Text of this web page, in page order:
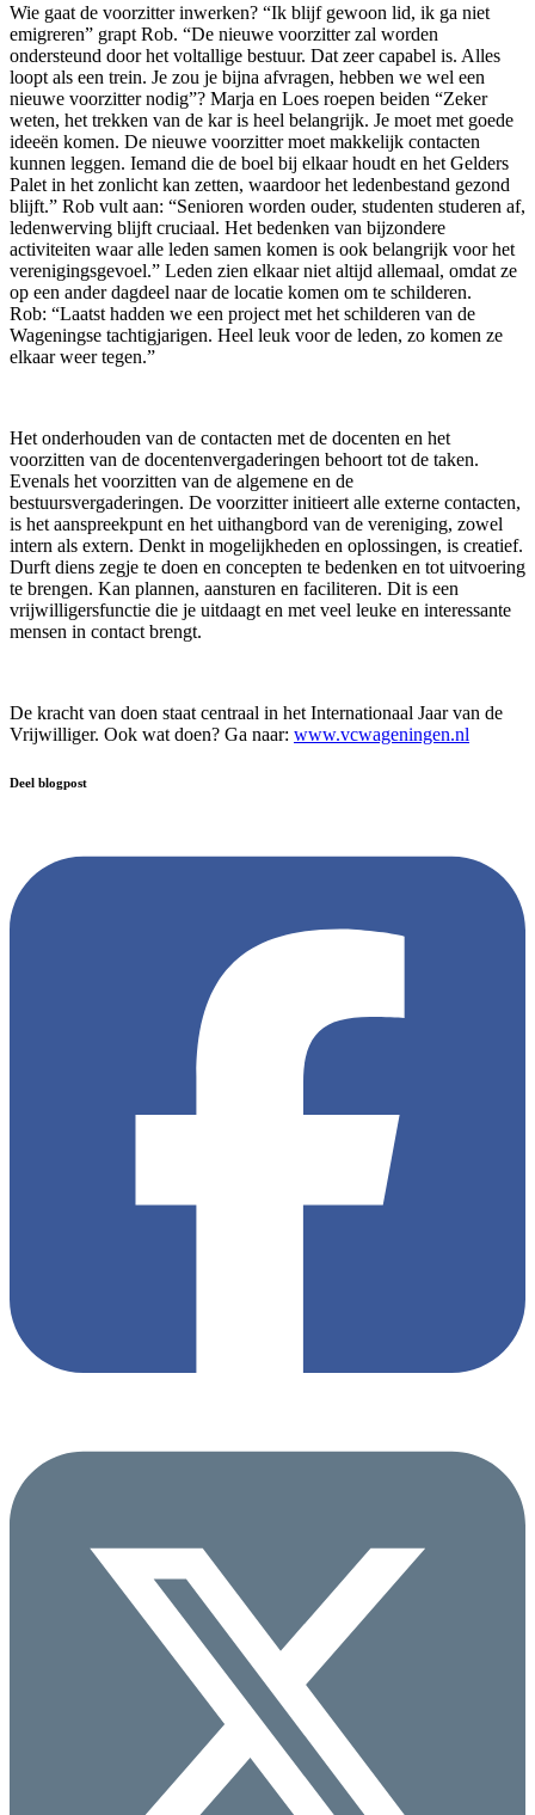
Wie gaat de voorzitter inwerken? “Ik blijf gewoon lid, ik ga niet
emigreren” grapt Rob. “De nieuwe voorzitter zal worden
ondersteund door het voltallige bestuur. Dat zeer capabel is. Alles
loopt als een trein. Je zou je bijna afvragen, hebben we wel een
nieuwe voorzitter nodig”? Marja en Loes roepen beiden “Zeker
weten, het trekken van de kar is heel belangrijk. Je moet met goede
ideeën komen. De nieuwe voorzitter moet makkelijk contacten
kunnen leggen. Iemand die de boel bij elkaar houdt en het Gelders
Palet in het zonlicht kan zetten, waardoor het ledenbestand gezond
blijft.” Rob vult aan: “Senioren worden ouder, studenten studeren af,
ledenwerving blijft cruciaal. Het bedenken van bijzondere
activiteiten waar alle leden samen komen is ook belangrijk voor het
verenigingsgevoel.” Leden zien elkaar niet altijd allemaal, omdat ze
op een ander dagdeel naar de locatie komen om te schilderen.
Rob: “Laatst hadden we een project met het schilderen van de
Wageningse tachtigjarigen. Heel leuk voor de leden, zo komen ze
elkaar weer tegen.”
Het onderhouden van de contacten met de docenten en het
voorzitten van de docentenvergaderingen behoort tot de taken.
Evenals het voorzitten van de algemene en de
bestuursvergaderingen. De voorzitter initieert alle externe contacten,
is het aanspreekpunt en het uithangbord van de vereniging, zowel
intern als extern. Denkt in mogelijkheden en oplossingen, is creatief.
Durft diens zegje te doen en concepten te bedenken en tot uitvoering
te brengen. Kan plannen, aansturen en faciliteren. Dit is een
vrijwilligersfunctie die je uitdaagt en met veel leuke en interessante
mensen in contact brengt.
De kracht van doen staat centraal in het Internationaal Jaar van de
Vrijwilliger. Ook wat doen? Ga naar: www.vcwageningen.nl
Deel blogpost